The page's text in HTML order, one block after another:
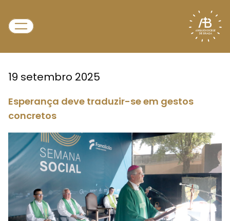
19 setembro 2025
Esperança deve traduzir-se em gestos
concretos